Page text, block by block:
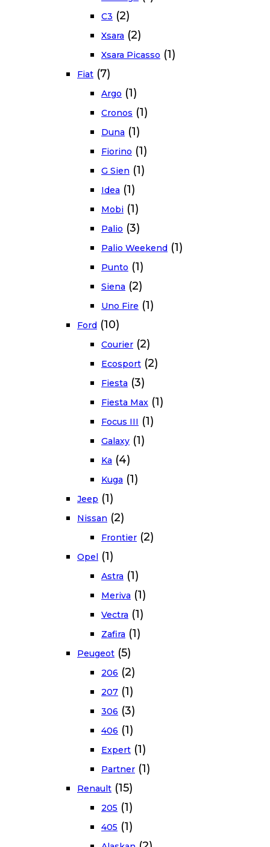
C3 (2)
Xsara (2)
Xsara Picasso (1)
Fiat (7)
Argo (1)
Cronos (1)
Duna (1)
Fiorino (1)
G Sien (1)
Idea (1)
Mobi (1)
Palio (3)
Palio Weekend (1)
Punto (1)
Siena (2)
Uno Fire (1)
Ford (10)
Courier (2)
Ecosport (2)
Fiesta (3)
Fiesta Max (1)
Focus III (1)
Galaxy (1)
Ka (4)
Kuga (1)
Jeep (1)
Nissan (2)
Frontier (2)
Opel (1)
Astra (1)
Meriva (1)
Vectra (1)
Zafira (1)
Peugeot (5)
206 (2)
207 (1)
306 (3)
406 (1)
Expert (1)
Partner (1)
Renault (15)
205 (1)
405 (1)